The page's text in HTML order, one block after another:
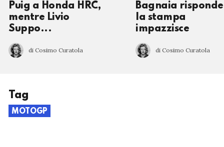
Puig a Honda HRC,
mentre Livio
Suppo...
di Cosimo Curatola
Bagnaia
la stampa
impazzisce
di Cosimo Curatola
Tag
MOTOGP